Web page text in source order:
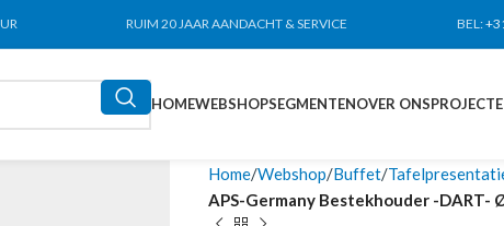
RUIM 20 JAAR AANDACHT & SERVICE BEL:
HOMEWEBSHOPSEGMENTENOVER ONS
Home Webshop Buffet
APS-Germany Bestekhouder -DART-